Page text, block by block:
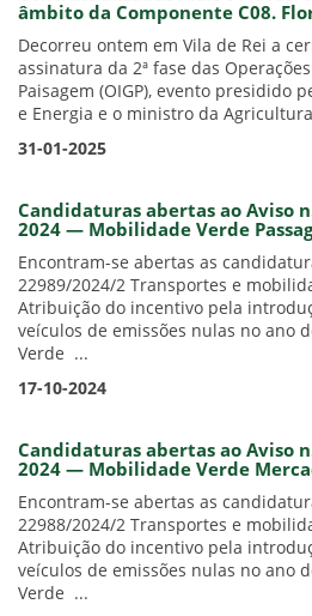
âmbito da Componente C08.
Decorreu ontem em Vila de Rei a
assinatura da 2ª fase das
Paisagem (OIGP), evento presidido
e Energia e o ministro da
31-01-2025
Candidaturas abertas ao Aviso
2024 — Mobilidade Verde
Encontram-se abertas as
22989/2024/2 Transportes e
Atribuição do incentivo pela
veículos de emissões nulas no ano
Verde ...
17-10-2024
Candidaturas abertas ao Aviso
2024 — Mobilidade Verde
Encontram-se abertas as
22988/2024/2 Transportes e
Atribuição do incentivo pela
veículos de emissões nulas no ano
Verde ...